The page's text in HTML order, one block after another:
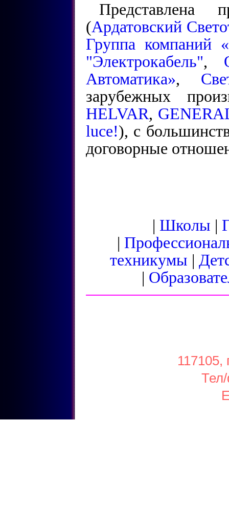
Представлена
(Ардатовский
Группа компаний
"Электрокабель",
Автоматика»,
зарубежных
HELVAR,
luce!), с
договорные
| Школы |
|
техникумы |
|
117105,